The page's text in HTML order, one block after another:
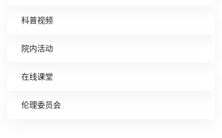
科普视频
院内活动
在线课堂
伦理委员会